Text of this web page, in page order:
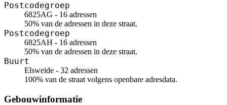
Postcodegroep
6825AG - 16 adressen
50% van de adressen in deze straat.
Postcodegroep
6825AH - 16 adressen
50% van de adressen in deze straat.
Buurt
Elsweide - 32 adressen
100% van de straat volgens openbare adresdata.
Gebouwinformatie